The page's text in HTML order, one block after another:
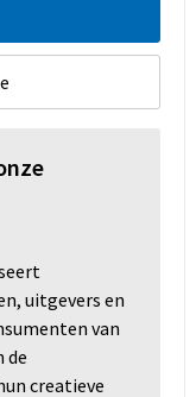
uitgevers en
van
de
creatieve